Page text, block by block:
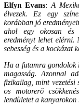
Elfyn Evans: A
élvezek. Ez egy
korábban jó
ahol egy okosan és
eredményt lehet
sebesség és a kockázat
Ha a futamra gondolok
magasság. Azonnal
fizikailag, mint
os motorerő
lendületet a kanyarokon